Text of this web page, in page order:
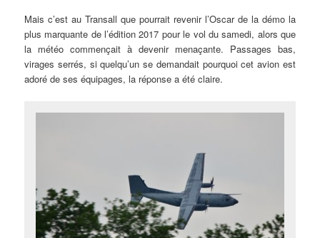
Mais c’est au Transall que pourrait revenir l’Oscar de la démo la
plus marquante de l’édition 2017 pour le vol du samedi, alors que
la météo commençait à devenir menaçante. Passages bas,
virages serrés, si quelqu’un se demandait pourquoi cet avion est
adoré de ses équipages, la réponse a été claire.